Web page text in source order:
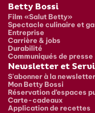
Pied de page
Betty Bossi
Film «Salut Betty»
Spectacle culinaire et
Entreprise
Carrière & jobs
Durabilité
Communiqués de presse
Newsletter et
S'abonner à la newsletter
Mon Betty Bossi
Réservation d’espaces
Carte-cadeaux
Application de recettes